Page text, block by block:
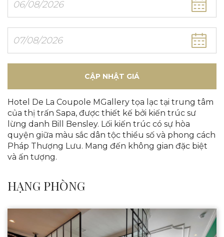
CẬP NHẬT GIÁ
Hotel De La Coupole MGallery tọa lạc tại trung tâm
của thị trấn Sapa, được thiết kế bởi kiến trúc sư
lừng danh Bill Bensley. Lối kiến trúc có sự hòa
quyện giữa màu sắc dân tộc thiểu số và phong cách
Pháp Thượng Lưu. Mang đến không gian đặc biệt
và ấn tượng.
HẠNG PHÒNG